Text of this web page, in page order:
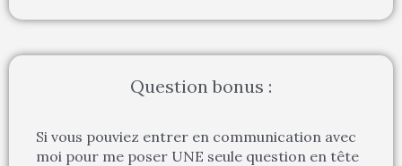
Question bonus :
Si vous pouviez entrer en communication avec
moi pour me poser UNE seule question en tête